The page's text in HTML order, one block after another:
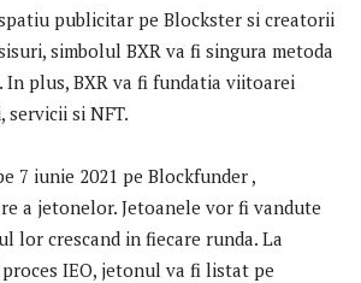
publicitar pe Blockster si creatorii
simbolul BXR va fi singura metoda
In plus, BXR va fi fundatia viitoarei
si NFT.
7 iunie 2021 pe Blockfunder ,
a jetonelor. Jetoanele vor fi vandute
lor crescand in fiecare runda. La
IEO, jetonul va fi listat pe